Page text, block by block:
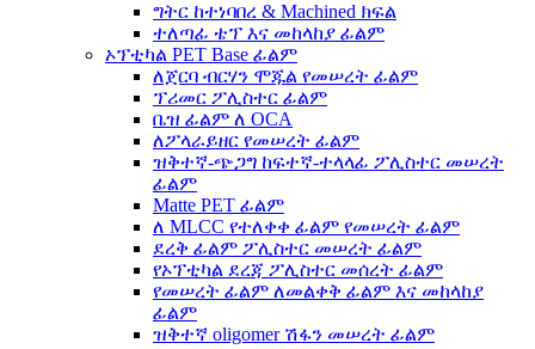
ግትር ከተነባበረ & Machined ክፍል
ተለጣፊ ቴፕ እና መከላከያ ፊልም
ኦፕቲካል PET Base ፊልም
ለጀርባ ብርሃን ሞጁል የመሠረት ፊልም
ፕሪመር ፖሊስተር ፊልም
ቤዝ ፊልም ለ OCA
ለፖላራይዘር የመሠረት ፊልም
ዝቅተኛ-ጭጋግ ከፍተኛ-ተላላፊ ፖሊስተር መሠረት
ፊልም
Matte PET ፊልም
ለ MLCC የተለቀቀ ፊልም የመሠረት ፊልም
ደረቅ ፊልም ፖሊስተር መሠረት ፊልም
የኦፕቲካል ደረጃ ፖሊስተር መሰረት ፊልም
የመሠረት ፊልም ለመልቀቅ ፊልም እና መከላከያ
ፊልም
ዝቅተኛ oligomer ሽፋን መሠረት ፊልም